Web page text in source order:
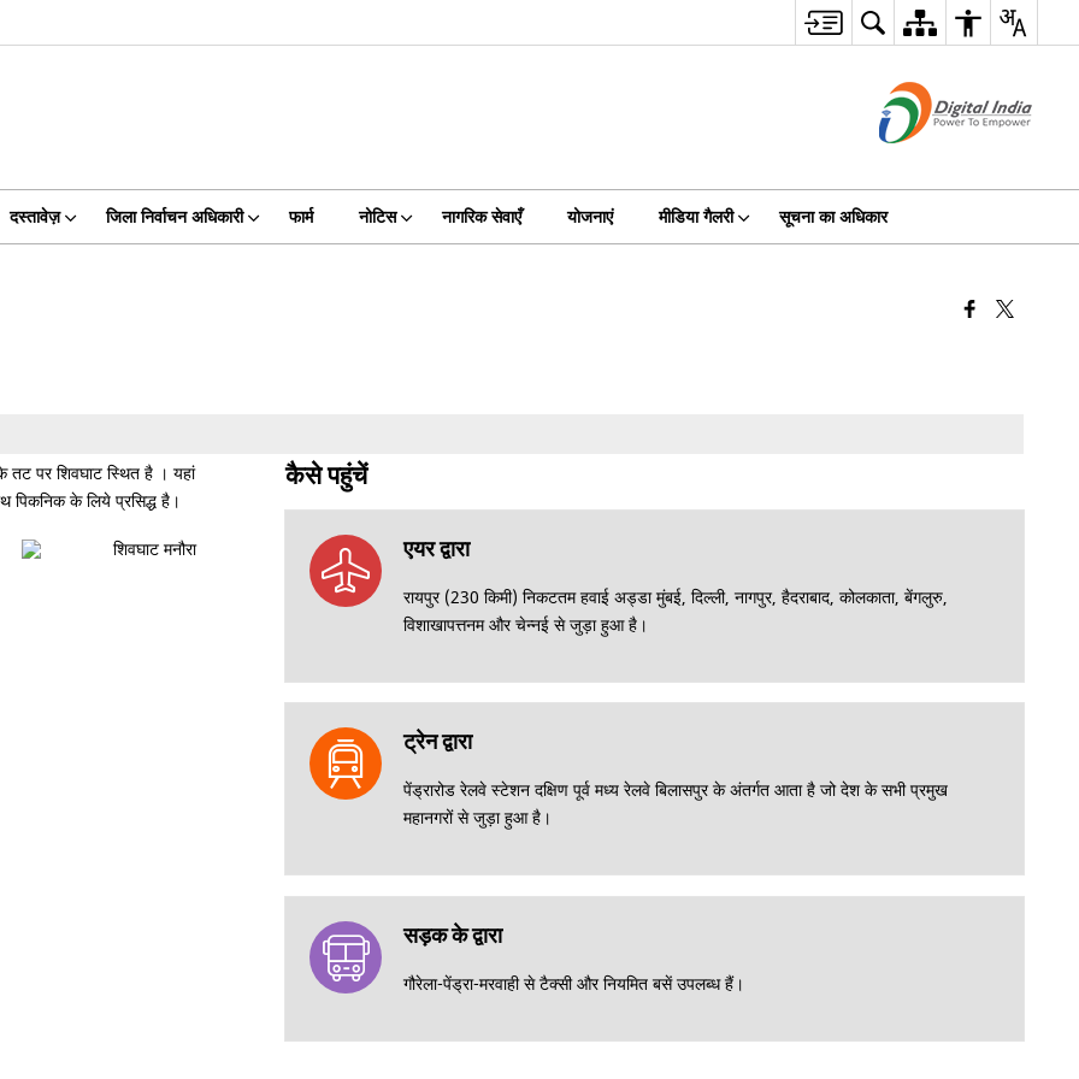
दस्तावेज़ जिला निर्वाचन अधिकारी फार्म नोटिस नागरिक सेवाएँ योजनाएं मीडिया गैलरी सूचना का अधिकार
तट पर शिवघाट स्थित है । यहां
पिकनिक के लिये प्रसिद्ध है।
कैसे पहुंचें
एयर द्वारा
रायपुर (230 किमी) निकटतम हवाई अड्डा मुंबई, दिल्ली, नागपुर, हैदराबाद, कोलकाता, बेंगलुरु,
विशाखापत्तनम और चेन्नई से जुड़ा हुआ है।
ट्रेन द्वारा
पेंड्रारोड रेलवे स्टेशन दक्षिण पूर्व मध्य रेलवे बिलासपुर के अंतर्गत आता है जो देश के सभी प्रमुख
महानगरों से जुड़ा हुआ है।
सड़क के द्वारा
गौरेला-पेंड्रा-मरवाही से टैक्सी और नियमित बसें उपलब्ध हैं।